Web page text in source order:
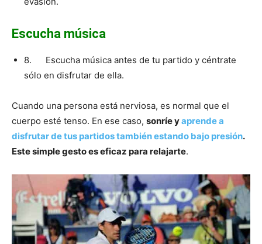
Escucha música
8. Escucha música antes de tu partido y céntrate
sólo en disfrutar de ella.
Cuando una persona está nerviosa, es normal que el
cuerpo esté tenso. En ese caso, sonríe yaprende a
disfrutar de tus partidos también estando bajo presión.
Este simple gesto es eficaz para relajarte.